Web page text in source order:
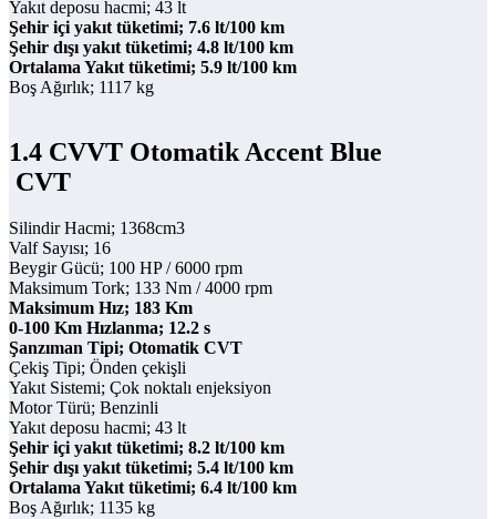
Yakıt deposu hacmi; 43 lt
Şehir içi yakıt tüketimi; 7.6 lt/100 km
Şehir dışı yakıt tüketimi; 4.8 lt/100 km
Ortalama Yakıt tüketimi; 5.9 lt/100 km
Boş Ağırlık; 1117 kg
1.4 CVVT Otomatik Accent Blue
CVT
Silindir Hacmi; 1368cm3
Valf Sayısı; 16
Beygir Gücü; 100 HP / 6000 rpm
Maksimum Tork; 133 Nm / 4000 rpm
Maksimum Hız; 183 Km
0-100 Km Hızlanma; 12.2 s
Şanzıman Tipi; Otomatik CVT
Çekiş Tipi; Önden çekişli
Yakıt Sistemi; Çok noktalı enjeksiyon
Motor Türü; Benzinli
Yakıt deposu hacmi; 43 lt
Şehir içi yakıt tüketimi; 8.2 lt/100 km
Şehir dışı yakıt tüketimi; 5.4 lt/100 km
Ortalama Yakıt tüketimi; 6.4 lt/100 km
Boş Ağırlık; 1135 kg